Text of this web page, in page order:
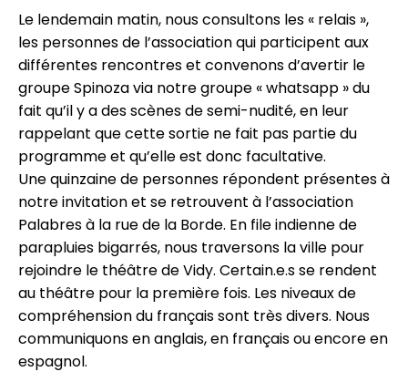
Le lendemain matin, nous consultons les « relais »,
les personnes de l’association qui participent aux
différentes rencontres et convenons d’avertir le
groupe Spinoza via notre groupe « whatsapp » du
fait qu’il y a des scènes de semi-nudité, en leur
rappelant que cette sortie ne fait pas partie du
programme et qu’elle est donc facultative.
Une quinzaine de personnes répondent présentes à
notre invitation et se retrouvent à l’association
Palabres à la rue de la Borde. En file indienne de
parapluies bigarrés, nous traversons la ville pour
rejoindre le théâtre de Vidy. Certain.e.s se rendent
au théâtre pour la première fois. Les niveaux de
compréhension du français sont très divers. Nous
communiquons en anglais, en français ou encore en
espagnol.